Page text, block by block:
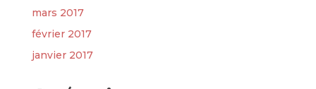
mars 2017
février 2017
janvier 2017